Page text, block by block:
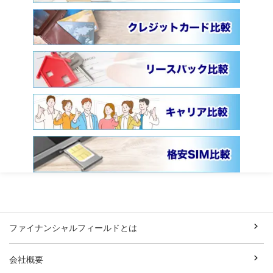
ファイナンシャルフィールドとは
会社概要